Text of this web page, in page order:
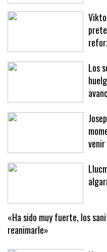
Los
«Ha sido muy fuerte, los